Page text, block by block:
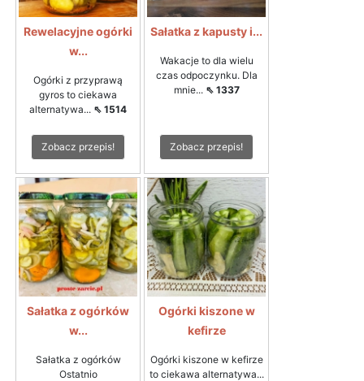
Rewelacyjne ogórki
w...
Ogórki z przyprawą
gyros to ciekawa
alternatywa... ⇖ 1514
Zobacz przepis!
Sałatka z kapusty i...
Wakacje to dla wielu
czas odpoczynku. Dla
mnie... ⇖ 1337
Zobacz przepis!
Sałatka z ogórków
w...
Sałatka z ogórków
Ostatnio
Ogórki kiszone w
kefirze
Ogórki kiszone w kefirze
to ciekawa alternatywa...